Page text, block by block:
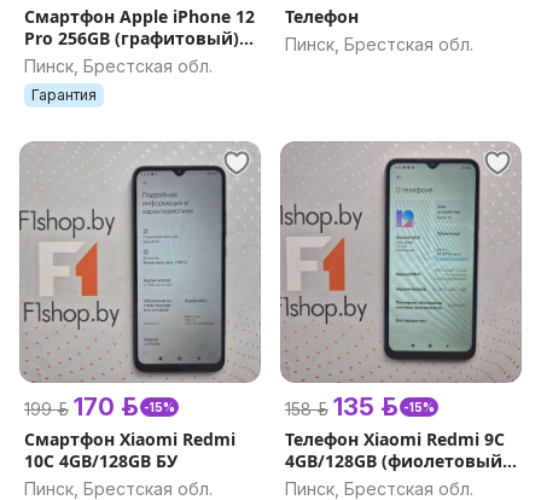
Смартфон Apple iPhone 12
Pro 256GB (графитовый)
БУ
Пинск, Брестская обл.
Гарантия
Телефон
Пинск, Брестская обл.
199 р. 170 р. -15%
Смартфон Xiaomi Redmi
10C 4GB/128GB БУ
Пинск, Брестская обл.
158 р. 135 р. -15%
Телефон Xiaomi Redmi 9C
4GB/128GB (фиолетовый)
БУ
Пинск, Брестская обл.